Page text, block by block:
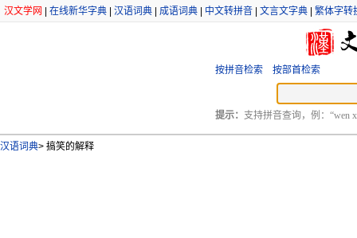
汉文学网 在线新华字典 汉语词典 成语词典 中文转拼音 文言文字典 繁体字转
按拼音检索 按部首检索
提示： 支持拼音查询，例：“wen
汉语词典> 搞笑的解释